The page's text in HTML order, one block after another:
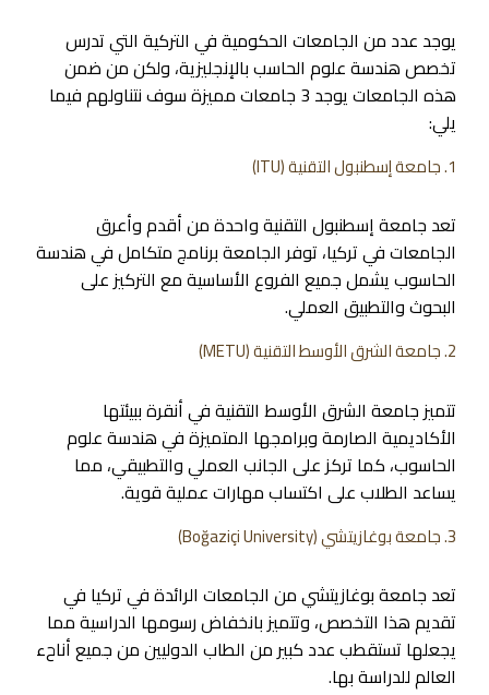
يوجد عدد من الجامعات الحكومية في التركية التي تدرس
تخصص هندسة علوم الحاسب بالإنجليزية، ولكن من ضمن
هذه الجامعات يوجد 3 جامعات مميزة سوف نتناولهم فيما
يلي:
1. جامعة إسطنبول التقنية (ITU)
تعد جامعة إسطنبول التقنية واحدة من أقدم وأعرق
الجامعات في تركيا، توفر الجامعة برنامج متكامل في هندسة
الحاسوب يشمل جميع الفروع الأساسية مع التركيز على
البحوث والتطبيق العملي.
2. جامعة الشرق الأوسط التقنية (METU)
تتميز جامعة الشرق الأوسط التقنية في أنقرة ببيئتها
الأكاديمية الصارمة وبرامجها المتميزة في هندسة علوم
الحاسوب، كما تركز على الجانب العملي والتطبيقي، مما
يساعد الطلاب على اكتساب مهارات عملية قوية.
3. جامعة بوغازيتشي (Boğaziçi University)
تعد جامعة بوغازيتشي من الجامعات الرائدة في تركيا في
تقديم هذا التخصص، وتتميز بانخفاض رسومها الدراسية مما
يجعلها تستقطب عدد كبير من الطاب الدوليين من جميع أناحء
العالم للدراسة بها.